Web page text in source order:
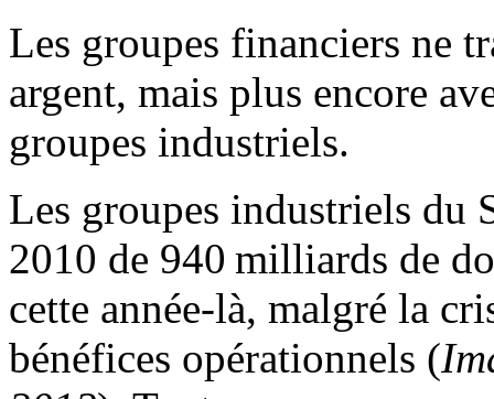
Les groupes financiers ne
argent, mais plus encore
groupes industriels.
Les groupes industriels du
2010 de 940 milliards de
cette année-là, malgré la
bénéfices opérationnels (